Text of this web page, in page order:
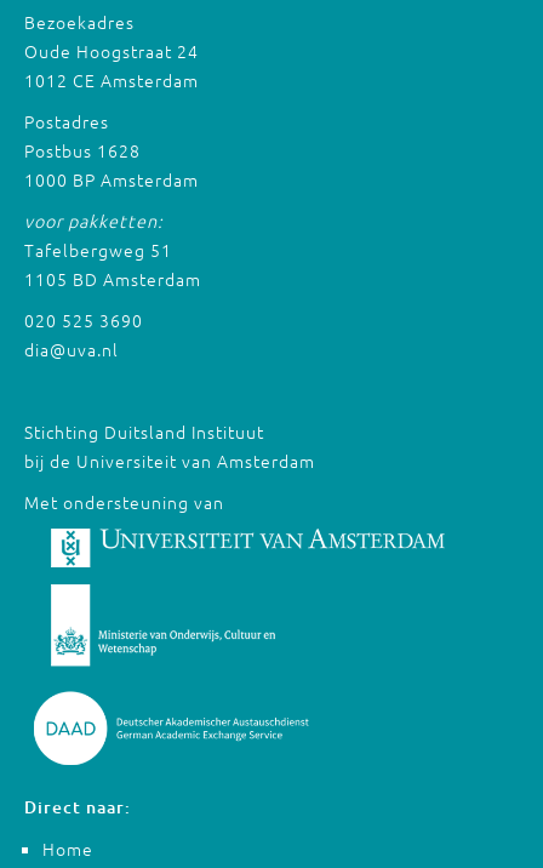
Bezoekadres
Oude Hoogstraat 24
1012 CE Amsterdam
Postadres
Postbus 1628
1000 BP Amsterdam
voor pakketten:
Tafelbergweg 51
1105 BD Amsterdam
020 525 3690
dia@uva.nl
Stichting Duitsland Instituut
bij de Universiteit van Amsterdam
Met ondersteuning van
Direct naar:
Home